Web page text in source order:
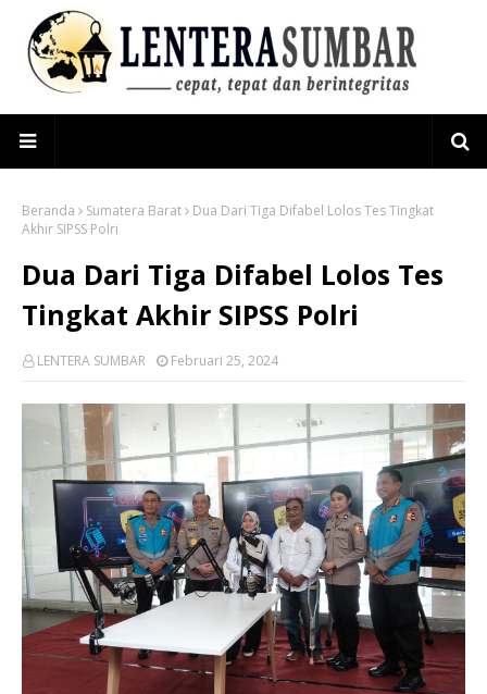
Beranda Sumatera Barat
Dua Dari Tiga Difabel Lolos Tes Tingkat
Akhir SIPSS Polri
Dua Dari Tiga Difabel Lolos Tes
Tingkat Akhir SIPSS Polri
LENTERA SUMBAR Februari 25, 2024